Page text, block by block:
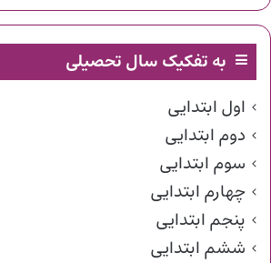
به تفکیک سال تحصیلی
اول ابتدایی
دوم ابتدایی
سوم ابتدایی
چهارم ابتدایی
پنجم ابتدایی
ششم ابتدایی